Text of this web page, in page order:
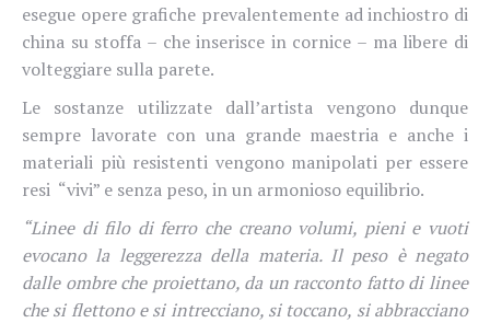
esegue opere grafiche prevalentemente ad inchiostro di
china su stoffa – che inserisce in cornice – ma libere di
volteggiare sulla parete.
Le sostanze utilizzate dall’artista vengono dunque
sempre lavorate con una grande maestria e anche i
materiali più resistenti vengono manipolati per essere
resi “vivi” e senza peso, in un armonioso equilibrio.
“Linee di filo di ferro che creano volumi, pieni e vuoti
evocano la leggerezza della materia. Il peso è negato
dalle ombre che proiettano, da un racconto fatto di linee
che si flettono e si intrecciano, si toccano, si abbracciano